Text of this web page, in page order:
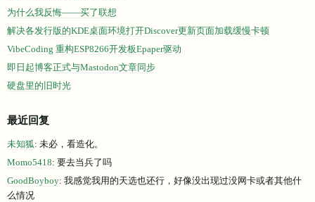
为什么我反悔——买了联想
解决各发行版的KDE桌面环境打开Discover更新页面加载缓慢卡顿
VibeCoding 重构ESP8266开发板Epaper驱动
即日起博客正式与Mastodon文章同步
硬盘里的旧时光
最近回复
未知狐: 未必，看造化。
Momo5418: 要去当兵了吗
GoodBoyboy: 我感觉我用的天选也还行，好像没出现过没网卡或者其他什
么情况